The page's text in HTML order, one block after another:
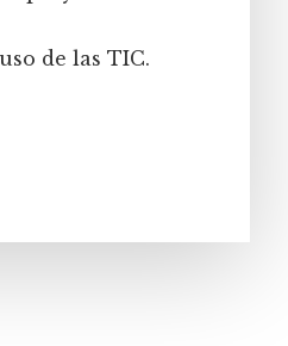
de las TIC.